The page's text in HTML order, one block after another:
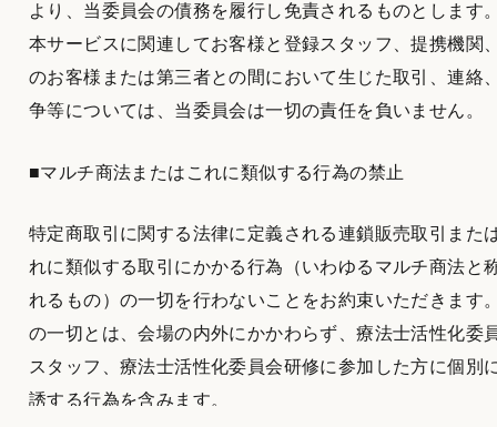
より、当委員会の債務を履行し免責されるものとします
本サービスに関連してお客様と登録スタッフ、提携機関
のお客様または第三者との間において生じた取引、連絡
争等については、当委員会は一切の責任を負いません。
■マルチ商法またはこれに類似する行為の禁止
特定商取引に関する法律に定義される連鎖販売取引また
れに類似する取引にかかる行為（いわゆるマルチ商法と
れるもの）の一切を行わないことをお約束いただきます
の一切とは、会場の内外にかかわらず、療法士活性化委
スタッフ、療法士活性化委員会研修に参加した方に個別
誘する行為を含みます。